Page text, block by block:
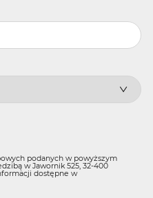
podanych w powyższym
w Jawornik 525, 32-400
dostępne w